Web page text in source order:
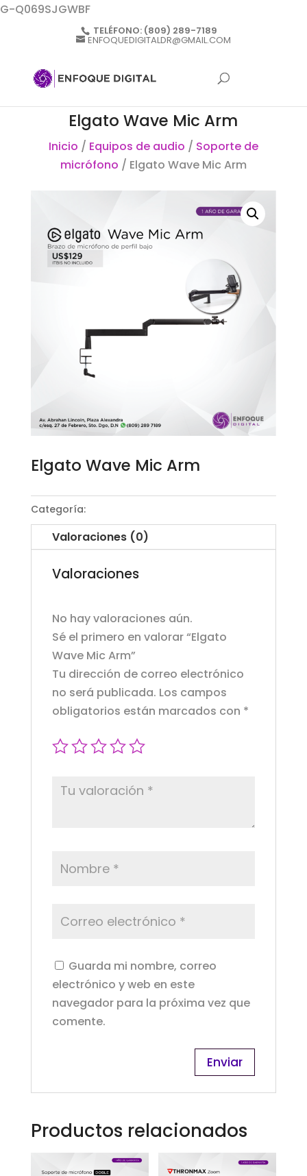
G-Q069SJGWBF
TELÉFONO: (809) 289-7189
ENFOQUEDIGITALDR@GMAIL.COM
Elgato Wave Mic Arm
Inicio / Equipos de audio / Soporte de
micrófono / Elgato Wave Mic Arm
Elgato Wave Mic Arm
Categoría:
Valoraciones (0)
Valoraciones
No hay valoraciones aún.
Sé el primero en valorar “Elgato
Wave Mic Arm”
Tu dirección de correo electrónico
no será publicada. Los campos
obligatorios están marcados con *
Guarda mi nombre, correo
electrónico y web en este
navegador para la próxima vez que
comente.
Productos relacionados